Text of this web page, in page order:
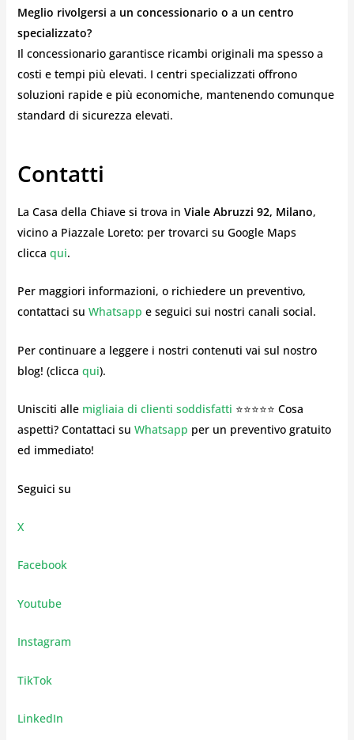
Meglio rivolgersi a un concessionario o a un centro
specializzato?
Il concessionario garantisce ricambi originali ma spesso a
costi e tempi più elevati. I centri specializzati offrono
soluzioni rapide e più economiche, mantenendo comunque
standard di sicurezza elevati.
Contatti
La Casa della Chiave si trova in Viale Abruzzi 92, Milano,
vicino a Piazzale Loreto: per trovarci su Google Maps
clicca qui.
Per maggiori informazioni, o richiedere un preventivo,
contattaci su Whatsapp e seguici sui nostri canali social.
Per continuare a leggere i nostri contenuti vai sul nostro
blog! (clicca qui).
Unisciti alle migliaia di clienti soddisfatti ⭐⭐⭐⭐⭐ Cosa
aspetti? Contattaci su Whatsapp per un preventivo gratuito
ed immediato!
Seguici su
X
Facebook
Youtube
Instagram
TikTok
LinkedIn